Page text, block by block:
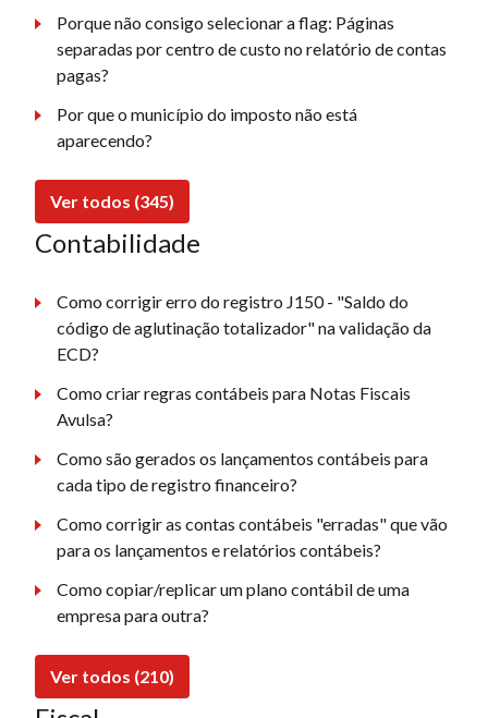
Porque não consigo selecionar a flag: Páginas
separadas por centro de custo no relatório de contas
pagas?
Por que o município do imposto não está
aparecendo?
Ver todos (345)
Contabilidade
Como corrigir erro do registro J150 - "Saldo do
código de aglutinação totalizador" na validação da
ECD?
Como criar regras contábeis para Notas Fiscais
Avulsa?
Como são gerados os lançamentos contábeis para
cada tipo de registro financeiro?
Como corrigir as contas contábeis "erradas" que vão
para os lançamentos e relatórios contábeis?
Como copiar/replicar um plano contábil de uma
empresa para outra?
Ver todos (210)